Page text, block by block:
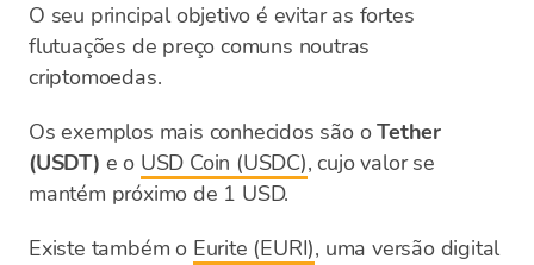
O seu principal objetivo é evitar as fortes
flutuações de preço comuns noutras
criptomoedas.
Os exemplos mais conhecidos são oTether
(USDT) e o USD Coin (USDC), cujo valor se
mantém próximo de 1 USD.
Existe também o Eurite (EURI), uma versão digital